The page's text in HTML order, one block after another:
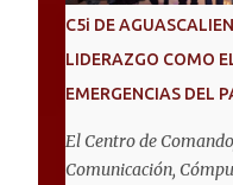
personas mayores de
alzhéimer, entre otros
"Nuestros adultos
respeto, cuidado y
C5i DE
LIDERAZGO COMO
EMERGENCIAS DEL
El Centro de
Comunicación,